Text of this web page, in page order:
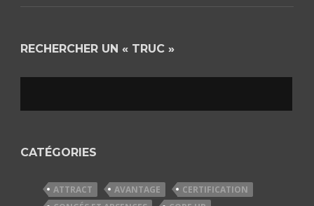
RECHERCHER UN « TRUC »
CATÉGORIES
ATTRACT AVANTAGE
CERTIFICATION